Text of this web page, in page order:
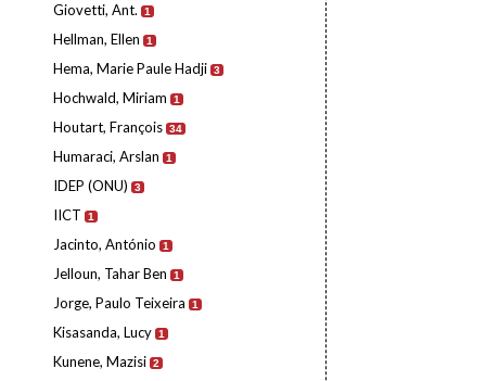
Giovetti, Ant. 1
Hellman, Ellen 1
Hema, Marie Paule Hadji 3
Hochwald, Miriam 1
Houtart, François 34
Humaraci, Arslan 1
IDEP (ONU) 3
IICT 1
Jacinto, António 1
Jelloun, Tahar Ben 1
Jorge, Paulo Teixeira 1
Kisasanda, Lucy 1
Kunene, Mazisi 2